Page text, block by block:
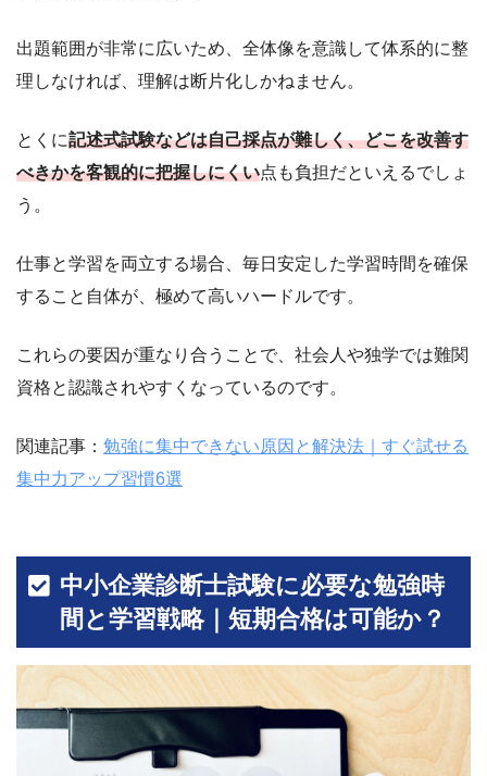
出題範囲が非常に広いため、全体像を意識して体系的に整
理しなければ、理解は断片化しかねません。
とくに記述式試験などは自己採点が難しく、どこを改善す
べきかを客観的に把握しにくい点も負担だといえるでしょ
う。
仕事と学習を両立する場合、毎日安定した学習時間を確保
すること自体が、極めて高いハードルです。
これらの要因が重なり合うことで、社会人や独学では難関
資格と認識されやすくなっているのです。
関連記事： 勉強に集中できない原因と解決法｜すぐ試せる
集中力アップ習慣6選
中小企業診断士試験に必要な勉強時
間と学習戦略｜短期合格は可能か？